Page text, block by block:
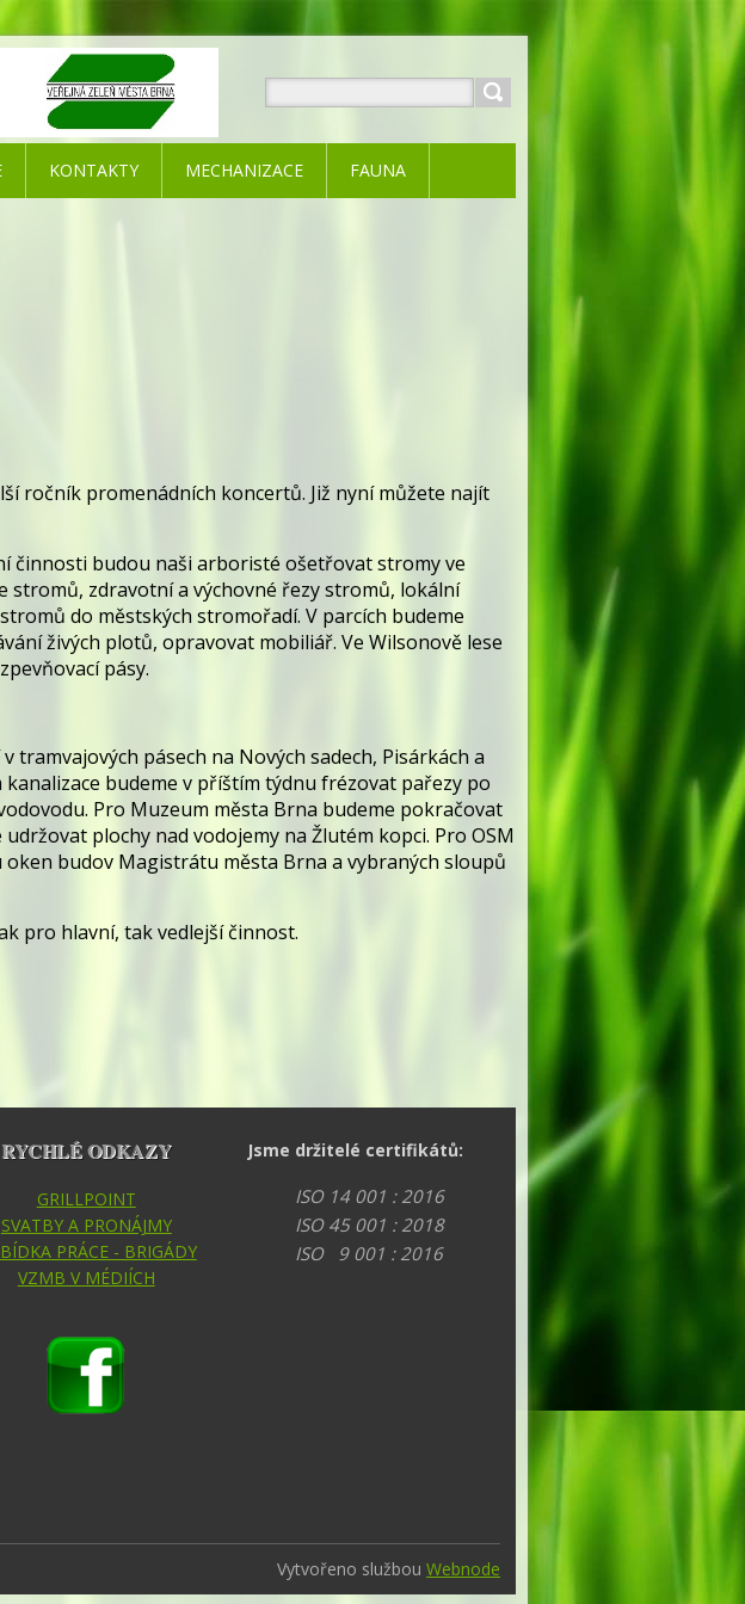
promenádních koncertů. Již nyní můžete najít
činnosti budou naši arboristé ošetřovat stromy ve
zdravotní a výchovné řezy stromů, lokální
do městských stromořadí. V parcích budeme
živých plotů, opravovat mobiliář. Ve Wilsonově lese
pásy.
pásech na Nových sadech, Pisárkách a
budeme v příštím týdnu frézovat pařezy po
Pro Muzeum města Brna budeme pokračovat
plochy nad vodojemy na Žlutém kopci. Pro OSM
budov Magistrátu města Brna a vybraných sloupů
pro hlavní, tak vedlejší činnost.
KONTAKTY MECHANIZACE FAUNA
RYCHLÉ ODKAZY
GRILLPOINT
SVATBY A PRONÁJMY
PRÁCE - BRIGÁDY
VZMB V MÉDIÍCH
Jsme držitelé certifikátů:
ISO 14 001 : 2016
ISO 45 001 : 2018
ISO 9 001 : 2016
Vytvořeno službou Webnode